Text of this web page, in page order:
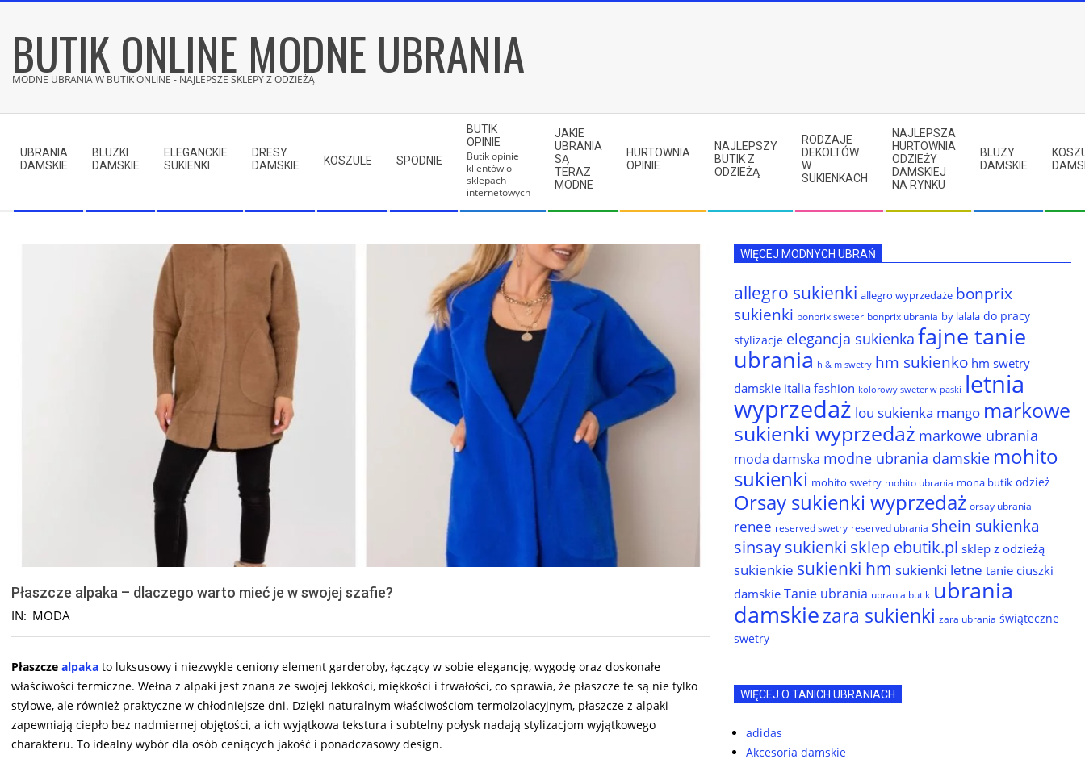
contentBUTIK ONLINE MODNE UBRANIA
MODNE UBRANIA W BUTIK ONLINE - NAJLEPSZE SKLEPY Z ODZIEŻĄ
Menu
UBRANIA
DAMSKIE
BLUZKI
DAMSKIE
ELEGANCKIE
SUKIENKI
DRESY
DAMSKIE
KOSZULE SPODNIE
BUTIK
OPINIE
Butik opinie
klientów o
sklepach
internetowych
JAKIE
UBRANIA
SĄ
TERAZ
MODNE
HURTOWNIA
OPINIE
NAJLEPSZY
BUTIK Z
ODZIEŻĄ
RODZAJE
DEKOLTÓW
W
SUKIENKACH
NAJLEPSZA
HURTOWNIA
ODZIEŻY
DAMSKIEJ
NA RYNKU
BLUZY
DAMSKIE
Płaszcze alpaka – dlaczego warto mieć je w swojej szafie?
IN: MODA
Płaszcze alpaka to luksusowy i niezwykle ceniony element garderoby, łączący w sobie elegancję, wygodę oraz doskonałe
właściwości termiczne. Wełna z alpaki jest znana ze swojej lekkości, miękkości i trwałości, co sprawia, że płaszcze te są nie tylko
stylowe, ale również praktyczne w chłodniejsze dni. Dzięki naturalnym właściwościom termoizolacyjnym, płaszcze z alpaki
zapewniają ciepło bez nadmiernej objętości, a ich wyjątkowa tekstura i subtelny połysk nadają stylizacjom wyjątkowego
charakteru. To idealny wybór dla osób ceniących jakość i ponadczasowy design.
WIĘCEJ MODNYCH UBRAŃ
allegro sukienki allegro wyprzedaże bonprix
sukienki bonprix sweter bonprix ubrania by lalala do pracy
stylizacje elegancja sukienka fajne tanie
ubrania h & m swetry hm sukienko hm swetry
damskie italia fashion kolorowy sweter w paski letnia
wyprzedaż lou sukienka mango markowe
sukienki wyprzedaż markowe ubrania
moda damska modne ubrania damskie mohito
sukienki mohito swetry mohito ubrania mona butik odzież
Orsay sukienki wyprzedaż orsay ubrania
renee reserved swetry reserved ubrania shein sukienka
sinsay sukienki sklep ebutik.pl sklep z odzieżą
sukienkie sukienki hm sukienki letne tanie ciuszki
damskie Tanie ubrania ubrania butik ubrania
damskiezara sukienki zara ubrania świąteczne
swetry
WIĘCEJ O TANICH UBRANIACH
adidas
Akcesoria damskie